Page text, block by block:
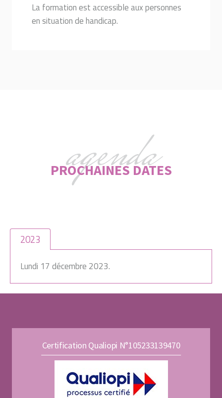
La formation est accessible aux personnes
en situation de handicap.
agenda
PROCHAINES DATES
2023
Lundi 17 décembre 2023.
Certification Qualiopi N°105233139470